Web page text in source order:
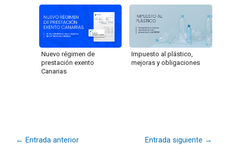
Nuevo régimen de
prestación exento
Canarias
Impuesto al plástico,
mejoras y obligaciones
← Entrada anterior Entrada siguiente →